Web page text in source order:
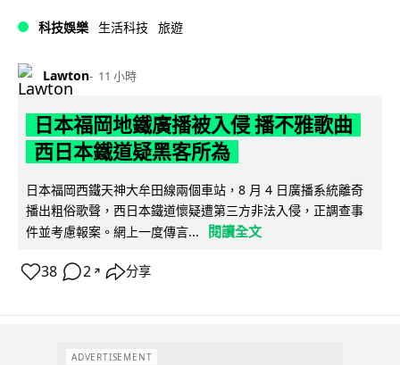
科技娛樂 生活科技 旅遊
Lawton 11 小時
日本福岡地鐵廣播被入侵 播不雅歌曲
西日本鐵道疑黑客所為
日本福岡西鐵天神大牟田線兩個車站，8 月 4 日廣播系統離奇
播出粗俗歌聲，西日本鐵道懷疑遭第三方非法入侵，正調查事
件並考慮報案。網上一度傳言...
閱讀全文
38 2 ↗ 分享
ADVERTISEMENT